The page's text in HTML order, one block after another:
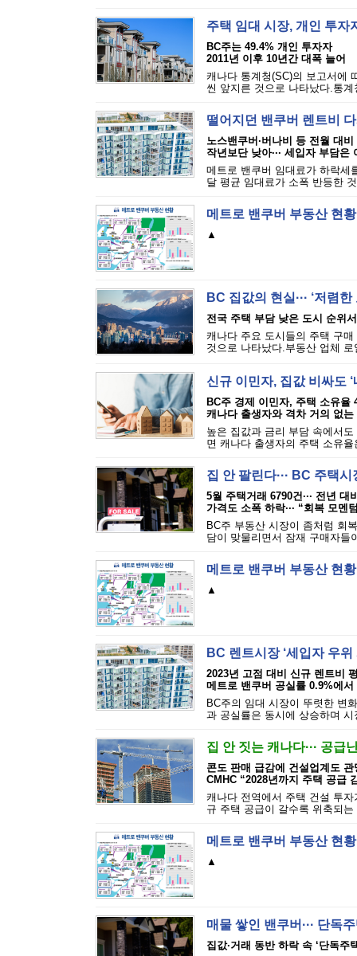
주택 임대 시장, 개인 투자
BC주는 49.4% 개인 투자자
2011년 이후 10년간 대폭 늘어
캐나다 통계청(SC)의 보고서에
씬 앞지른 것으로 나타났다.통
떨어지던 밴쿠버 렌트비 다
노스밴쿠버·버나비 등 전월 대비
작년보단 낮아··· 세입자 부담은
메트로 밴쿠버 임대료가 하락세
달 평균 임대료가 소폭 반등한
메트로 밴쿠버 부동산 현
▲
BC 집값의 현실··· ‘저렴
전국 주택 부담 낮은 도시 순위서
캐나다 주요 도시들의 주택 구
것으로 나타났다.부동산 업체
신규 이민자, 집값 비싸도
BC주 경제 이민자, 주택 소유율
캐나다 출생자와 격차 거의 없는
높은 집값과 금리 부담 속에서
면 캐나다 출생자의 주택 소유
집 안 팔린다··· BC 주택
5월 주택거래 6790건··· 전년 대
가격도 소폭 하락··· “회복 모멘
BC주 부동산 시장이 좀처럼 회
담이 맞물리면서 잠재 구매자들
메트로 밴쿠버 부동산 현
▲
BC 렌트시장 ‘세입자 우
2023년 고점 대비 신규 렌트비
메트로 밴쿠버 공실률 0.9%에
BC주의 임대 시장이 뚜렷한 변
과 공실률은 동시에 상승하며
집 안 짓는 캐나다··· 공급
콘도 판매 급감에 건설업계도 관
CMHC “2028년까지 주택 공급
캐나다 전역에서 주택 건설 투
규 주택 공급이 갈수록 위축되
메트로 밴쿠버 부동산 현
▲
매물 쌓인 밴쿠버··· 단독
집값·거래 동반 하락 속 ‘단독주